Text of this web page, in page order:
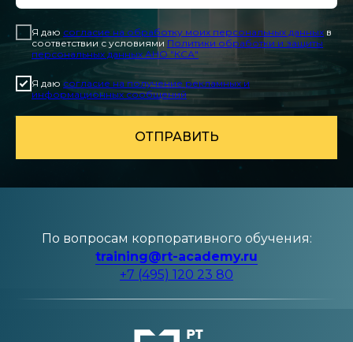
Я даю согласие на обработку моих персональных данных в
соответствии с условиями Политики обработки и защиты
персональных данных АНО "КСА"
Я даю согласие на получение рекламных и
информационных сообщений
ОТПРАВИТЬ
По вопросам корпоративного обучения:
training@rt-academy.ru
+7 (495) 120 23 80